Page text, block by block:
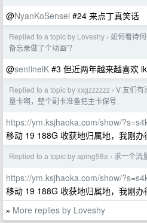
@NyanKoSensei #24 来点丁真笑话
Replied to a topic by Loveshy › 如何看待
备忘录做了个动画”？
@sentinelK #3 但近两年越来越喜欢
Replied to a topic by xxgzzzzzz › V 友们有
量卡啊，整个副卡准备把主卡保号
https://ym.ksjhaoka.com/show/
移动 19 188G 收获地归属地，我刚
Replied to a topic by aping98a › 求一个流
https://ym.ksjhaoka.com/show/
移动 19 188G 收获地归属地，我刚
» More replies by Loveshy